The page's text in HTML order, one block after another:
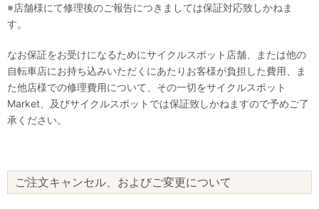
※店舗様にて修理後のご報告につきましては保証対応致しかねま
す。
なお保証をお受けになるためにサイクルスポット店舗、または他の
自転車店にお持ち込みいただくにあたりお客様が負担した費用、ま
た他店様での修理費用について、その一切をサイクルスポット
Market、及びサイクルスポットでは保証致しかねますので予めご了
承ください。
ご注文キャンセル、およびご変更について